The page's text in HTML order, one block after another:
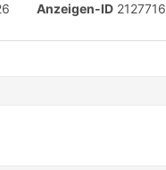
Anzeigen-ID 2127716